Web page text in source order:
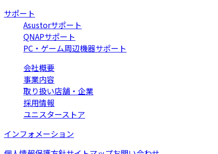
サポート
Asustorサポート
QNAPサポート
PC・ゲーム周辺機器サポート
会社概要
事業内容
取り扱い店舗・企業
採用情報
ユニスターストア
インフォメーション